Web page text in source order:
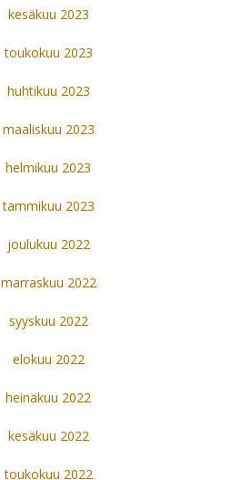
kesäkuu 2023
toukokuu 2023
huhtikuu 2023
maaliskuu 2023
helmikuu 2023
tammikuu 2023
joulukuu 2022
marraskuu 2022
syyskuu 2022
elokuu 2022
heinäkuu 2022
kesäkuu 2022
toukokuu 2022